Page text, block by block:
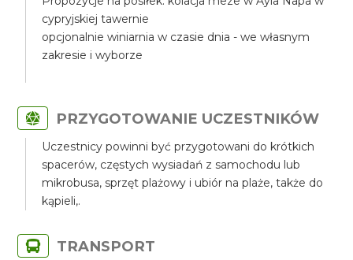
cypryjskiej tawernie
opcjonalnie winiarnia w czasie dnia - we własnym
zakresie i wyborze
PRZYGOTOWANIE UCZESTNIKÓW
Uczestnicy powinni być przygotowani do krótkich
spacerów, częstych wysiadań z samochodu lub
mikrobusa, sprzęt plażowy i ubiór na plaże, także do
kąpieli,.
TRANSPORT